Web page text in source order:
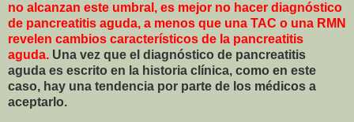
no alcanzan este umbral, es mejor no hacer diagnóstico
de pancreatitis aguda, a menos que una TAC o una RMN
revelen cambios característicos de la pancreatitis
aguda. Una vez que el diagnóstico de pancreatitis
aguda es escrito en la historia clínica, como en este
caso, hay una tendencia por parte de los médicos a
aceptarlo.